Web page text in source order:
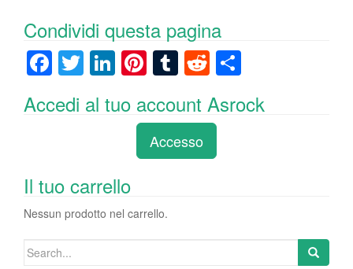
Condividi questa pagina
F
a
c
o
o
k
T
wi
tt
Li
n
k
n
Pi
nt
er
e
st
T
u
m
bl
r
R
e
d
di
t
n
Accedi al tuo account Asrock
Accesso
Il tuo carrello
Nessun prodotto nel carrello.
Search